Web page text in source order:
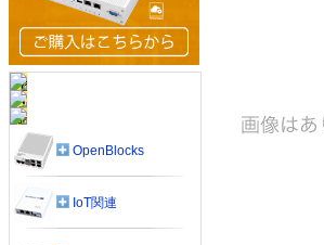
OpenBlocks
IoT関連